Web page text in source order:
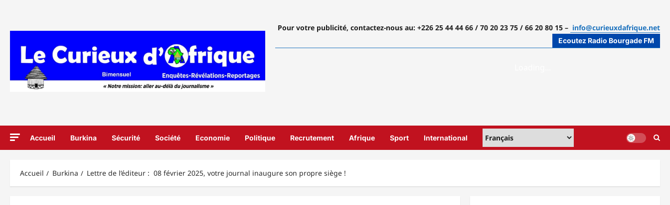
Pour votre publicité, contactez-nous au: +226 25 44 44 66 / 70 20 23 75 / 66 20 80 15 – info@curieuxdafrique.net
Ecoutez Radio Bourgade FM
Accueil Burkina Sécurité Société Economie Politique Recrutement Afrique Sport International
Accueil Burkina Lettre de l’éditeur : 08 février 2025, votre journal inaugure son propre siège !